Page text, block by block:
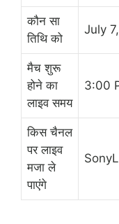
कौन सा
तिथि को
July 7,
मैच शुरू
होने का
लाइव समय
3:00
किस चैनल
पर लाइव
मजा ले
पाएंगे